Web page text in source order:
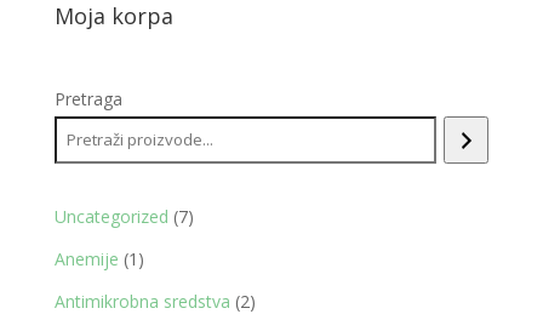
Moja korpa
Pretraga
Uncategorized 77
Anemije 1 1
proizvod
Antimikrobna sredstva 22